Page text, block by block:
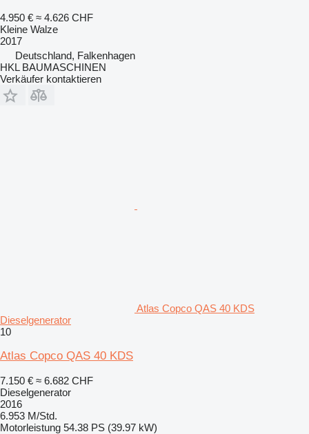
4.950 € ≈ 4.626 CHF
Kleine Walze
2017
Deutschland, Falkenhagen
HKL BAUMASCHINEN
Verkäufer kontaktieren
Atlas Copco QAS 40 KDS
Dieselgenerator
10
Atlas Copco QAS 40 KDS
7.150 € ≈ 6.682 CHF
Dieselgenerator
2016
6.953 M/Std.
Motorleistung 54.38 PS (39.97 kW)